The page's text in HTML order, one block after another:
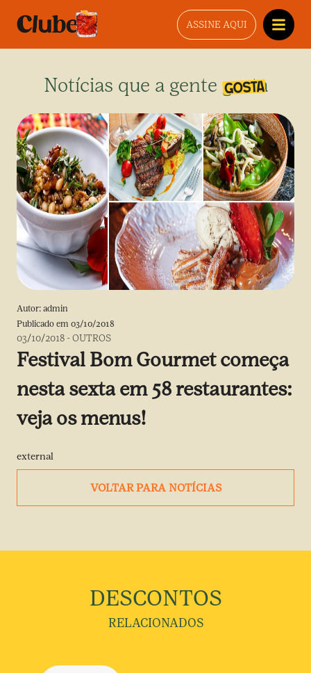
ASSINE AQUI
Notícias que a gente gosta
Autor: admin
Publicado em 03/10/2018
03/10/2018 -OUTROS
Festival Bom Gourmet começa
nesta sexta em 58 restaurantes:
veja os menus!
external
VOLTAR PARA NOTÍCIAS
DESCONTOS
RELACIONADOS